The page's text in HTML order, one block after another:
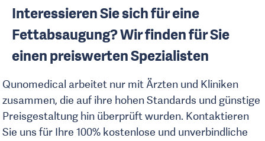
Interessieren Sie sich für eine
Fettabsaugung? Wir finden für Sie
einen preiswerten Spezialisten
Qunomedical arbeitet nur mit Ärzten und Kliniken
zusammen, die auf ihre hohen Standards und günstige
Preisgestaltung hin überprüft wurden. Kontaktieren
Sie uns für Ihre 100% kostenlose und unverbindliche